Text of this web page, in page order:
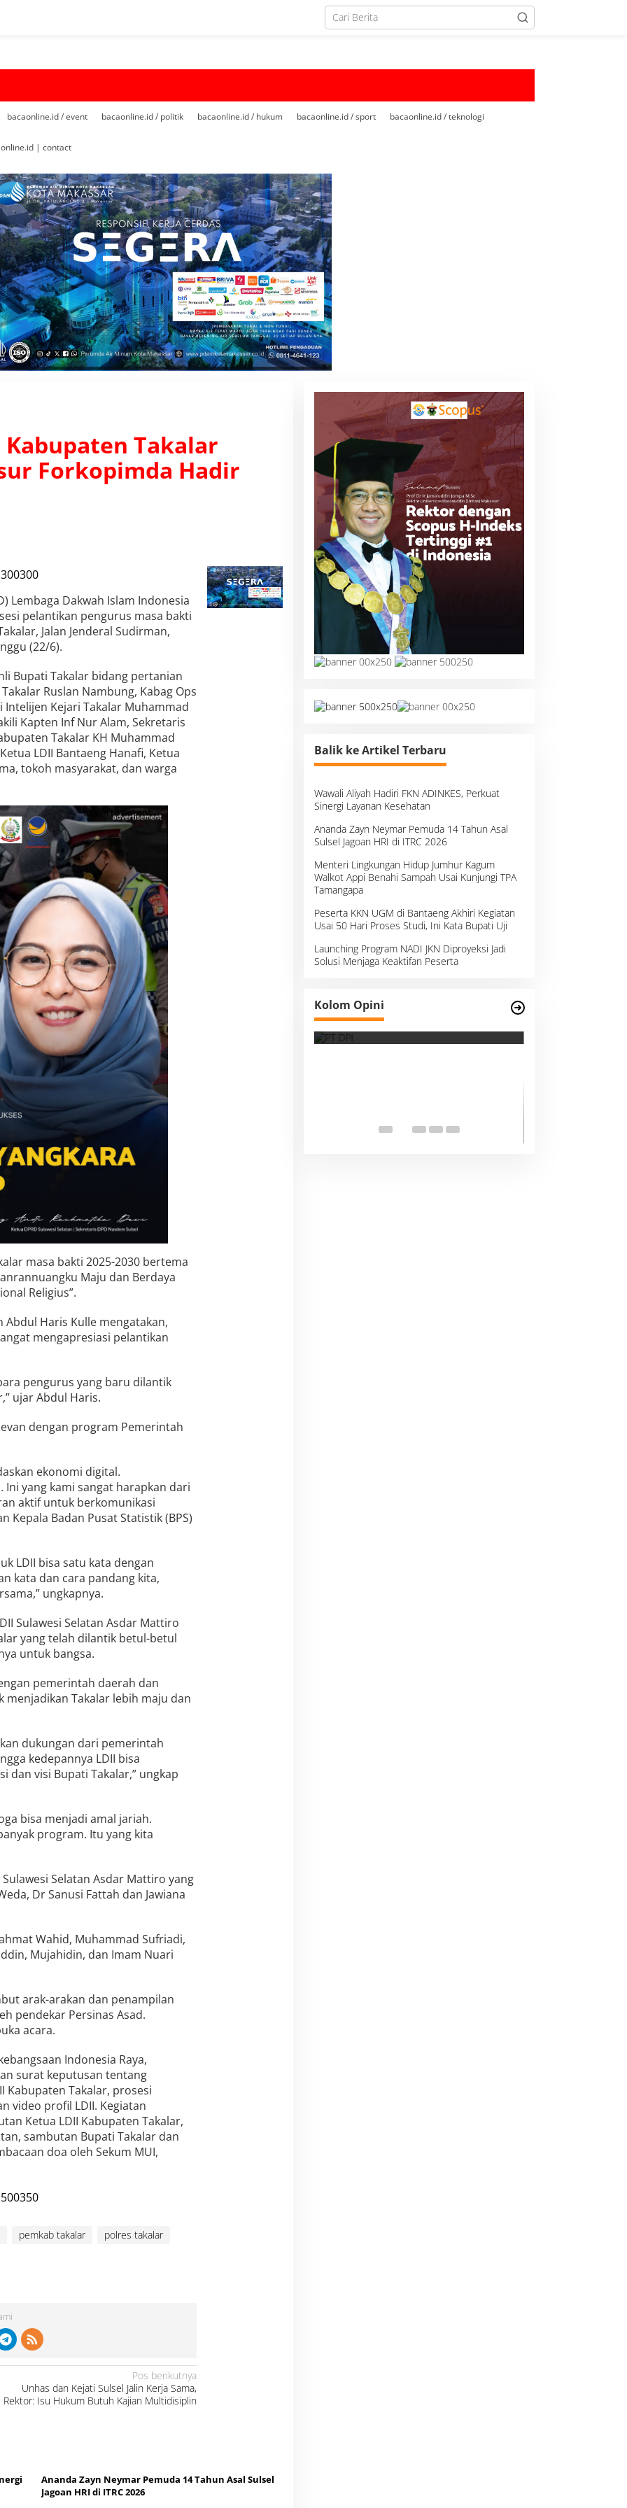
bacaonline.id / event bacaonline.id / politik bacaonline.id / hukum bacaonline.id / sport bacaonline.id / teknologi
| contact
Kabupaten Takalar
Forkopimda Hadir
Lembaga Dakwah Islam Indonesia
pelantikan pengurus masa bakti
Jalan Jenderal Sudirman,
(22/6).
Bupati Takalar bidang pertanian
Ruslan Nambung, Kabag Ops
Intelijen Kejari Takalar Muhammad
Kapten Inf Nur Alam, Sekretaris
Takalar KH Muhammad
LDII Bantaeng Hanafi, Ketua
tokoh masyarakat, dan warga
masa bakti 2025-2030 bertema
Maju dan Berdaya
Religius”.
Haris Kulle mengatakan,
mengapresiasi pelantikan
pengurus yang baru dilantik
ujar Abdul Haris.
dengan program Pemerintah
ekonomi digital.
yang kami sangat harapkan dari
aktif untuk berkomunikasi
Kepala Badan Pusat Statistik (BPS)
LDII bisa satu kata dengan
kata dan cara pandang kita,
ungkapnya.
Sulawesi Selatan Asdar Mattiro
yang telah dilantik betul-betul
untuk bangsa.
pemerintah daerah dan
Takalar lebih maju dan
dukungan dari pemerintah
kedepannya LDII bisa
dan visi Bupati Takalar,” ungkap
bisa menjadi amal jariah.
program. Itu yang kita
Selatan Asdar Mattiro yang
Dr Sanusi Fattah dan Jawiana
Wahid, Muhammad Sufriadi,
Mujahidin, dan Imam Nuari
arak-arakan dan penampilan
pendekar Persinas Asad.
acara.
Indonesia Raya,
surat keputusan tentang
Kabupaten Takalar, prosesi
video profil LDII. Kegiatan
Ketua LDII Kabupaten Takalar,
sambutan Bupati Takalar dan
doa oleh Sekum MUI,
pemkab takalar
polres takalar
Pos berikutnya
Unhas dan Kejati Sulsel Jalin Kerja Sama,
Rektor: Isu Hukum Butuh Kajian Multidisiplin
Ananda Zayn Neymar Pemuda 14 Tahun Asal Sulsel
Jagoan HRI di ITRC 2026
Balik ke Artikel Terbaru
Wawali Aliyah Hadiri FKN ADINKES, Perkuat
Sinergi Layanan Kesehatan
Ananda Zayn Neymar Pemuda 14 Tahun Asal
Sulsel Jagoan HRI di ITRC 2026
Menteri Lingkungan Hidup Jumhur Kagum
Walkot Appi Benahi Sampah Usai Kunjungi TPA
Tamangapa
Peserta KKN UGM di Bantaeng Akhiri Kegiatan
Usai 50 Hari Proses Studi, Ini Kata Bupati Uji
Launching Program NADI JKN Diproyeksi Jadi
Solusi Menjaga Keaktifan Peserta
Kolom Opini
Filosopi Dunia Pendidikan Bukan
Cetak Produk Tapi Membimbing
Manusia
Kejujuran Membaca Realitas